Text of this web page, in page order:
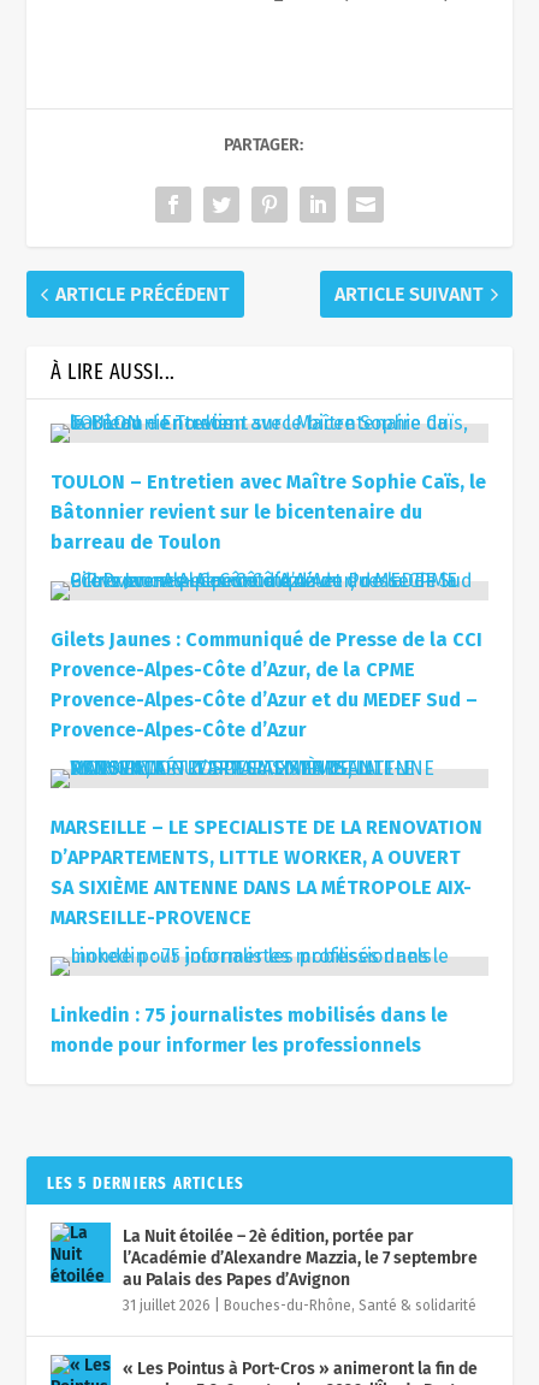
PARTAGER:
ARTICLE PRÉCÉDENT ARTICLE SUIVANT
À LIRE AUSSI...
TOULON – Entretien avec Maître Sophie Caïs, le
Bâtonnier revient sur le bicentenaire du
barreau de Toulon
Gilets Jaunes : Communiqué de Presse de la CCI
Provence-Alpes-Côte d’Azur, de la CPME
Provence-Alpes-Côte d’Azur et du MEDEF Sud –
Provence-Alpes-Côte d’Azur
MARSEILLE – LE SPECIALISTE DE LA RENOVATION
D’APPARTEMENTS, LITTLE WORKER, A OUVERT
SA SIXIÈME ANTENNE DANS LA MÉTROPOLE AIX-
MARSEILLE-PROVENCE
Linkedin : 75 journalistes mobilisés dans le
monde pour informer les professionnels
LES 5 DERNIERS ARTICLES
La Nuit étoilée – 2è édition, portée par
l’Académie d’Alexandre Mazzia, le 7 septembre
au Palais des Papes d’Avignon
31 juillet 2026 Bouches-du-Rhône,Santé & solidarité
« Les Pointus à Port-Cros » animeront la fin de